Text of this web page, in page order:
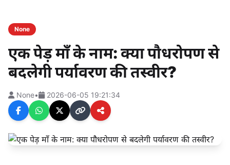
None
एक पेड़ माँ के नाम: क्या पौधरोपण से
बदलेगी पर्यावरण की तस्वीर?
None• 2026-06-05 19:21:34